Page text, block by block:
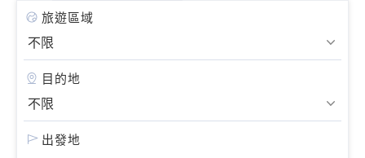
旅遊區域
目的地
出發地